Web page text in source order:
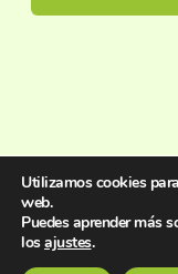
Utilizamos cookies
web.
Puedes aprender más
losajustes.